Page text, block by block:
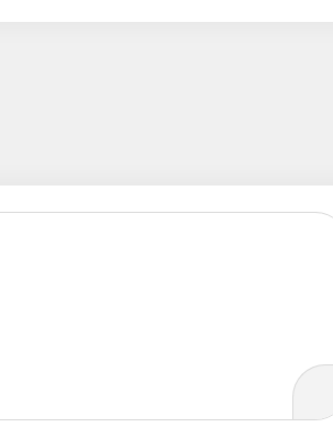
jog ausies siera tik teikia
rūpesčių - ji yra labai
turi būti, tik, žinoma, ne